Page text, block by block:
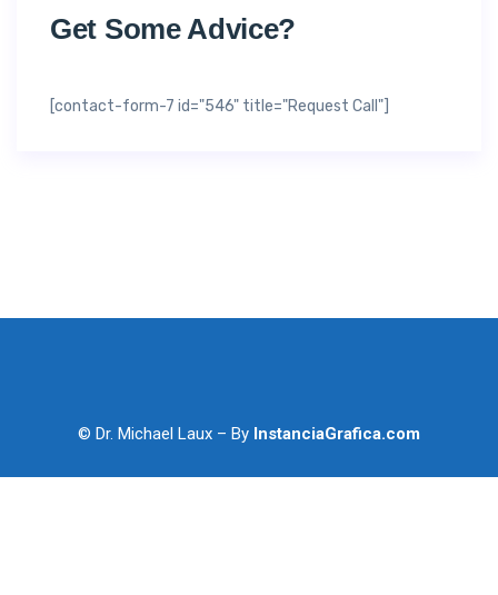
Get Some Advice?
[contact-form-7 id="546" title="Request Call"]
© Dr. Michael Laux – By InstanciaGrafica.com